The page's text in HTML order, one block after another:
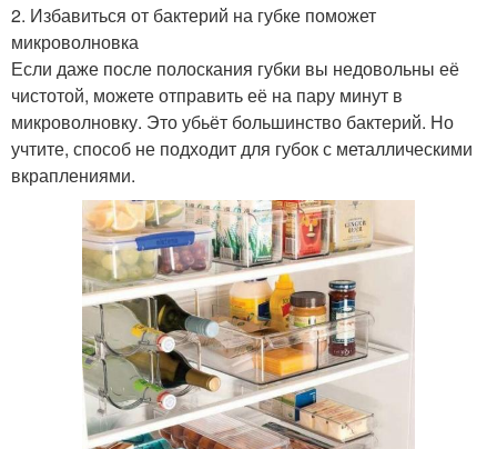
2. Избавиться от бактерий на губке поможет
микроволновка
Если даже после полоскания губки вы недовольны её
чистотой, можете отправить её на пару минут в
микроволновку. Это убьёт большинство бактерий. Но
учтите, способ не подходит для губок с металлическими
вкраплениями.